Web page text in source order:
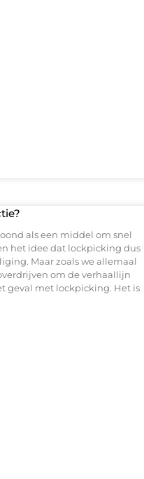
als een middel om snel
het idee dat lockpicking dus
Maar zoals we allemaal
om de verhaallijn
geval met lockpicking. Het is